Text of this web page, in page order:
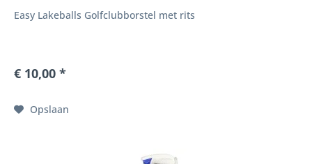
Easy Lakeballs Golfclubborstel met rits
€ 10,00 *
Opslaan